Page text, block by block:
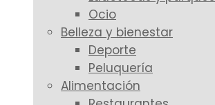
Ocio
Belleza y bienestar
Deporte
Peluquería
Alimentación